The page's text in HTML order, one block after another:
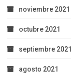
noviembre 2021
octubre 2021
septiembre 2021
agosto 2021